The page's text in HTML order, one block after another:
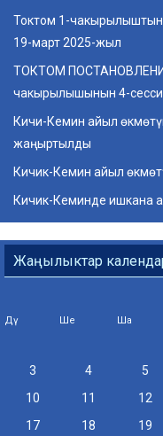
Токтом 1-чакырылыштын
19-март 2025-жыл
ТОКТОМ
чакырылышынын 4-
Кичи-Кемин айыл
жаңыртылды
Кичик-Кемин айыл
Кичик-Кеминде ишкана
Жаңылыктар
Дү Ше Ша
3
4 5
10
11 12
17
18 19